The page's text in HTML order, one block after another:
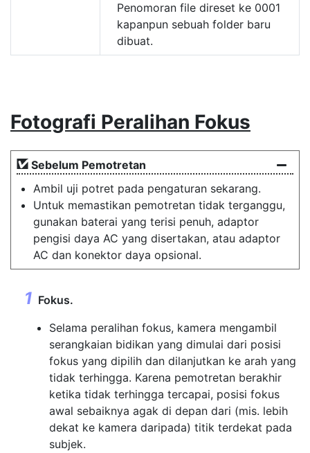
Penomoran file direset ke 0001
kapanpun sebuah folder baru
dibuat.
Fotografi Peralihan Fokus
Sebelum Pemotretan
Ambil uji potret pada pengaturan sekarang.
Untuk memastikan pemotretan tidak terganggu,
gunakan baterai yang terisi penuh, adaptor
pengisi daya AC yang disertakan, atau adaptor
AC dan konektor daya opsional.
Fokus.
Selama peralihan fokus, kamera mengambil
serangkaian bidikan yang dimulai dari posisi
fokus yang dipilih dan dilanjutkan ke arah yang
tidak terhingga. Karena pemotretan berakhir
ketika tidak terhingga tercapai, posisi fokus
awal sebaiknya agak di depan dari (mis. lebih
dekat ke kamera daripada) titik terdekat pada
subjek.